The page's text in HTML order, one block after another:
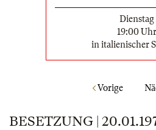
Dienstag
19:00 Uhr
in italienischer
Vorige
BESETZUNG |